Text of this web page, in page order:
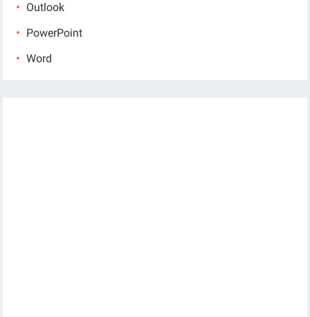
Outlook
PowerPoint
Word